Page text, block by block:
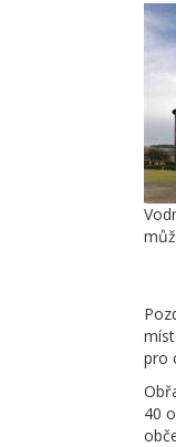
pro
40